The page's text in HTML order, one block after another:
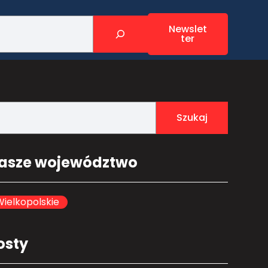
Newslet
ter
Szukaj
województwo